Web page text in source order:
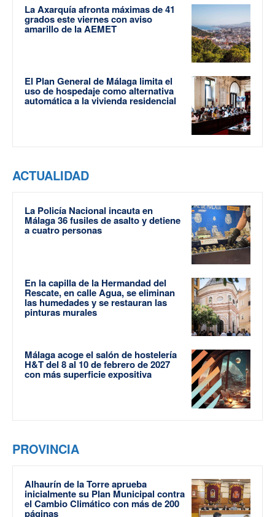
La Axarquía afronta máximas de 41
grados este viernes con aviso
amarillo de la AEMET
El Plan General de Málaga limita el
uso de hospedaje como alternativa
automática a la vivienda residencial
ACTUALIDAD
La Policía Nacional incauta en
Málaga 36 fusiles de asalto y detiene
a cuatro personas
En la capilla de la Hermandad del
Rescate, en calle Agua, se eliminan
las humedades y se restauran las
pinturas murales
Málaga acoge el salón de hostelería
H&T del 8 al 10 de febrero de 2027
con más superficie expositiva
PROVINCIA
Alhaurín de la Torre aprueba
inicialmente su Plan Municipal contra
el Cambio Climático con más de 200
páginas